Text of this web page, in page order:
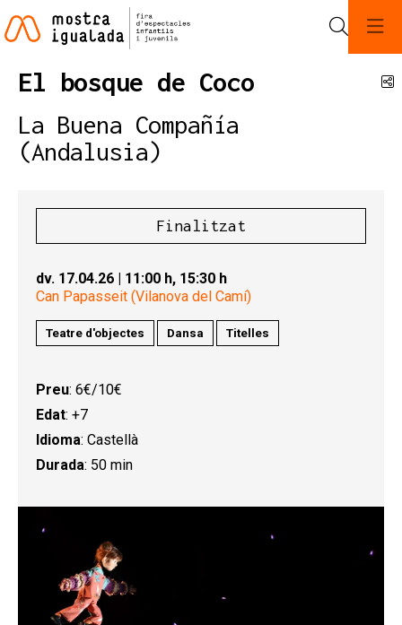
El bosque de Coco
La Buena Compañía
(Andalusia)
Finalitzat
dv. 17.04.26 | 11:00 h, 15:30 h
Can Papasseit (Vilanova del Camí)
Teatre d'objectes Dansa Titelles
Preu: 6€/10€
Edat: +7
Idioma: Castellà
Durada: 50 min